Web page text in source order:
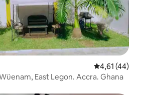
Évaluation
4,61 (44)
East Legon. Accra. Ghana